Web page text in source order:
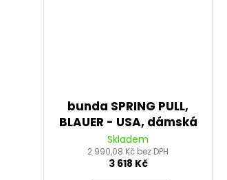
bunda SPRING PULL,
BLAUER - USA, dámská
(růžová)
Skladem
2 990,08 Kč bez DPH
3 618 Kč